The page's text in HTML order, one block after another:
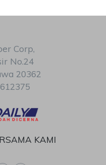
KAMI
Corp,
No.24
20362